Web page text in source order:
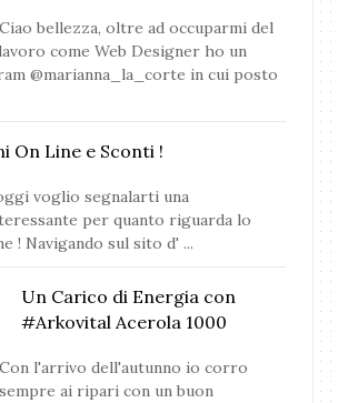
Ciao bellezza, oltre ad occuparmi del
come Web Designer ho un
@marianna_la_corte in cui posto
On Line e Sconti !
voglio segnalarti una
per quanto riguarda lo
! Navigando sul sito d' ...
Un Carico di Energia con
#Arkovital Acerola 1000
Con l'arrivo dell'autunno io corro
sempre ai ripari con un buon